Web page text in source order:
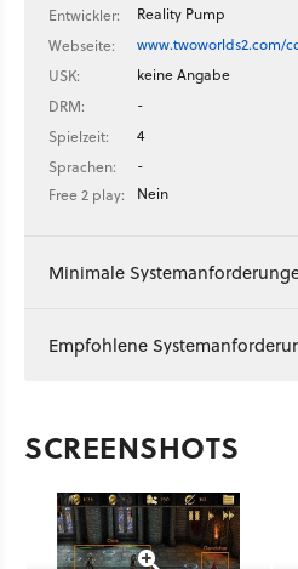
Entwickler:
Reality Pump
Webseite:
www.twoworlds2.com/
USK:
keine Angabe
DRM:
-
Spielzeit:
4
Sprachen:
-
Free 2 play:
Nein
Minimale
Empfohlene
SCREENSHOTS